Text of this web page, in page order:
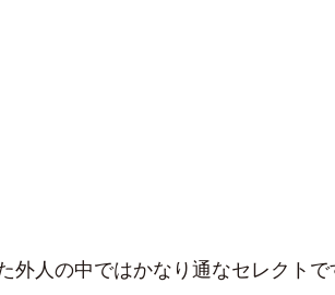
外人の中ではかなり通なセレクトで